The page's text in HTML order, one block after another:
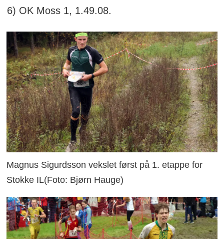
6) OK Moss 1, 1.49.08.
Magnus Sigurdsson vekslet først på 1. etappe for
Stokke IL(Foto: Bjørn Hauge)